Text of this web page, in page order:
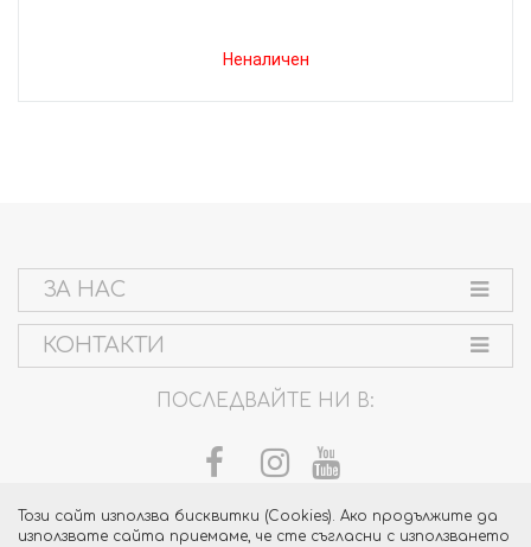
Този сайт използва бисквитки (Cookies). Ако продължите да
използвате сайта приемаме, че сте съгласни с използването
Неналичен
ЗА НАС
КОНТАКТИ
ПОСЛЕДВАЙТЕ НИ В: